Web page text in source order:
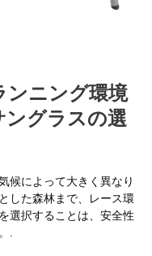
ニング環境
グラスの選
候によって大きく異なり
した森林まで、レース環
選択することは、安全性
.